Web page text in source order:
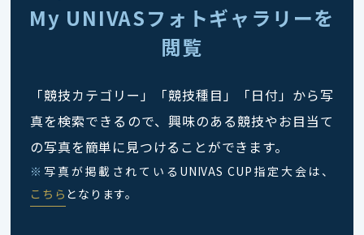
My UNIVASフォトギャラリーを
閲覧
「競技カテゴリー」「競技種目」「日付」から写
真を検索できるので、興味のある競技やお目当て
の写真を簡単に見つけることができます。
※ 写真が掲載されているUNIVAS CUP指定大会は、
こちら となります。